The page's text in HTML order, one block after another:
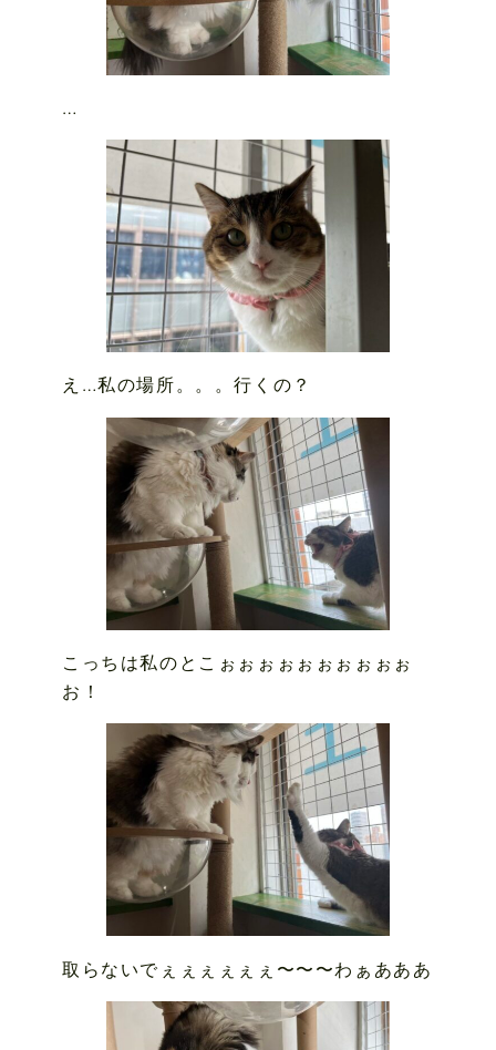
…
え…私の場所。。。行くの？
こっちは私のとこぉぉぉぉぉぉぉぉぉぉ
お！
取らないでぇぇぇぇぇぇ〜〜〜わぁあああ